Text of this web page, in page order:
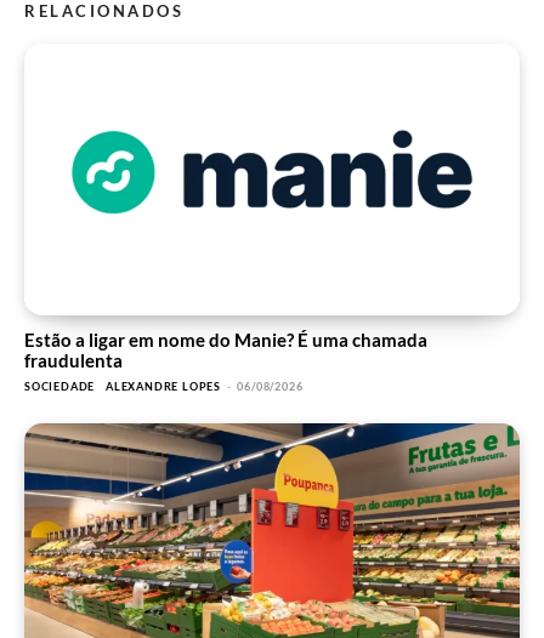
RELACIONADOS
Estão a ligar em nome do Manie? É uma chamada
fraudulenta
SOCIEDADE ALEXANDRE LOPES - 06/08/2026